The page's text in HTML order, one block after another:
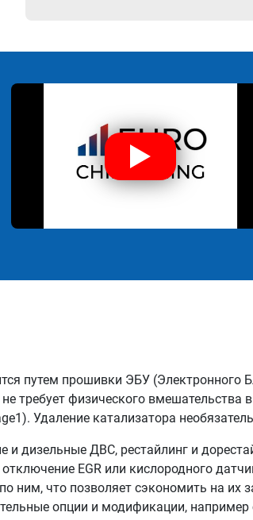
путем прошивки ЭБУ (Электронного
требует физического вмешательства в
Удаление катализатора
дизельные ДВС, рестайлинг и
EGR или кислородного
ним, что позволяет сэкономить на их
опции и модификации, например